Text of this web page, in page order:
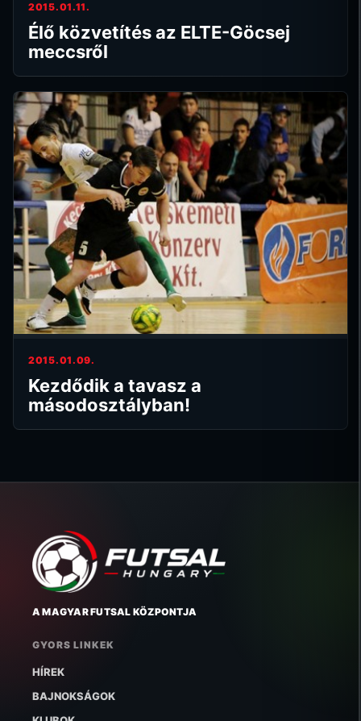
2015.01.11.
Élő közvetítés az ELTE-Göcsej
meccsről
2015.01.09.
Kezdődik a tavasz a
másodosztályban!
A MAGYAR FUTSAL KÖZPONTJA
GYORS LINKEK
HÍREK
BAJNOKSÁGOK